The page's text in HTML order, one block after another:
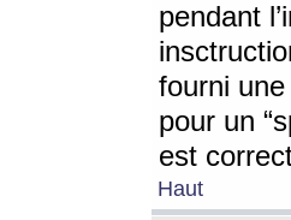
pendant
fourni
pour un
est
Haut